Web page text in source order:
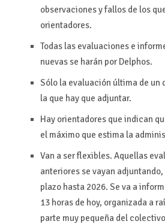
observaciones y fallos de los
orientadores.
Todas las evaluaciones e
nuevas se harán por Delphos.
Sólo la evaluación última de un
la que hay que adjuntar.
Hay orientadores que indican
el máximo que estima la
Van a ser flexibles. Aquellas
anteriores se vayan
plazo hasta 2026. Se va a
13 horas de hoy, organizada a
parte muy pequeña del